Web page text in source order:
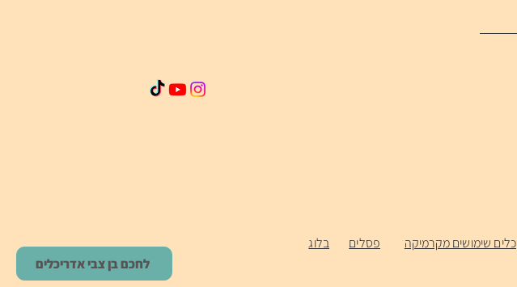
בלוג פסלים כלים שימושים מקרמיקה
לחכם בן צבי אדריכלים